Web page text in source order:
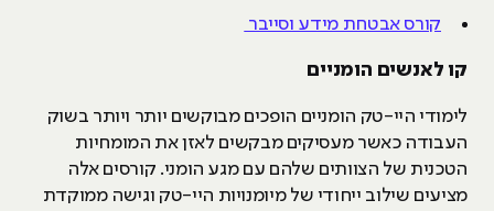
קורס אבטחת מידע וסייבר
קו לאנשים הומניים
לימודי היי-טק הומניים הופכים מבוקשים יותר ויותר בשוק
העבודה כאשר מעסיקים מבקשים לאזן את המומחיות
הטכנית של הצוותים שלהם עם מגע הומני. קורסים אלה
מציעים שילוב ייחודי של מיומנויות היי-טק וגישה ממוקדת